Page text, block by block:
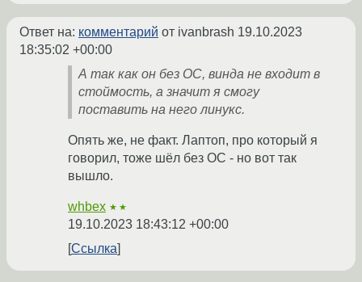
Ответ на: комментарий от ivanbrash 19.10.2023
18:35:02 +00:00
А так как он без ОС, винда не входит в
стоймость, а значит я смогу
поставить на него линукс.
Опять же, не факт. Лаптоп, про который я
говорил, тоже шёл без ОС - но вот так
вышло.
whbex ★★
19.10.2023 18:43:12 +00:00
Ссылка